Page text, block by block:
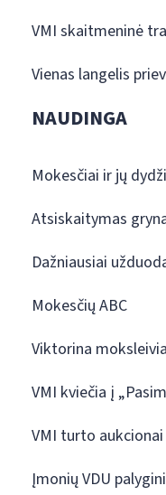
VMI skaitmeninė
Vienas langelis
NAUDINGA
Mokesčiai ir jų
Atsiskaitymas
Dažniausiai
Mokesčių ABC
Viktorina
VMI kviečia į
VMI turto aukcionai
Įmonių VDU